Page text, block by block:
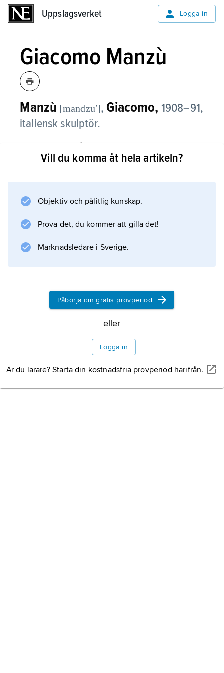
Uppslagsverket Logga in
Giacomo Manzù
Manzù [mandzuʹ], Giacomo, 1908–91,
italiensk skulptör.
Giacomo Manzù arbetade som hantverkare
innan han från 1930 helt ägnade sig åt
traditionen från Rodin, och han hade på 1950-
stil i sina arbeten i brons. Mest känd är Manzù
för en serie
Information om artikeln
Vill du komma åt hela artikeln?
Objektiv och pålitlig kunskap.
Prova det, du kommer att gilla det!
Marknadsledare i Sverige.
Påbörja din gratis provperiod
eller
Logga in
Är du lärare? Starta din kostnadsfria provperiod härifrån.